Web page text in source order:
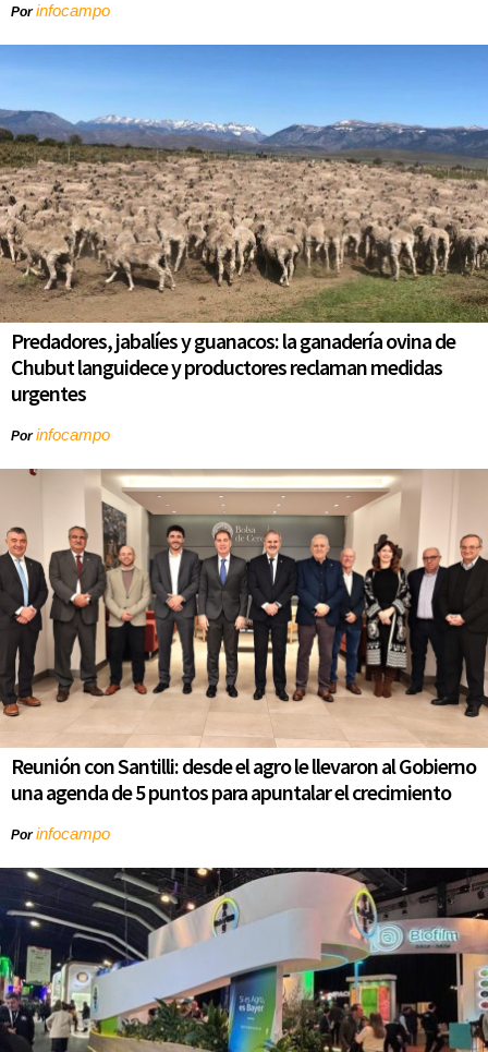
Porinfocampo
Predadores, jabalíes y guanacos: la ganadería ovina de
Chubut languidece y productores reclaman medidas
urgentes
Porinfocampo
Reunión con Santilli: desde el agro le llevaron al Gobierno
una agenda de 5 puntos para apuntalar el crecimiento
Porinfocampo